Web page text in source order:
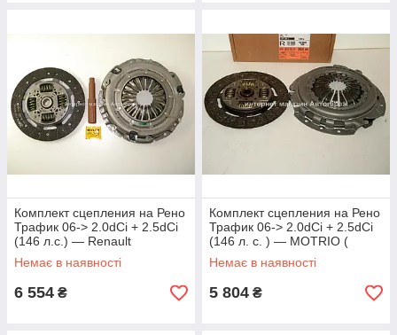
Комплект сцепления на Рено
Трафик 06-> 2.0dCi + 2.5dCi
(146 л.с.) — Renault
(оригинал) - 8201516550
Немає в наявності
6 554 ₴
Комплект сцепления на Рено
Трафик 06-> 2.0dCi + 2.5dCi
(146 л. с. ) — MOTRIO (
Франция) - 8671095118
Немає в наявності
5 804 ₴